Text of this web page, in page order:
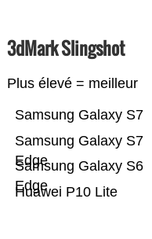
3dMark Slingshot
Plus élevé = meilleur
Huawei P10 Lite
Samsung Galaxy S6
Edge
Samsung Galaxy S7
Edge
Samsung Galaxy S7